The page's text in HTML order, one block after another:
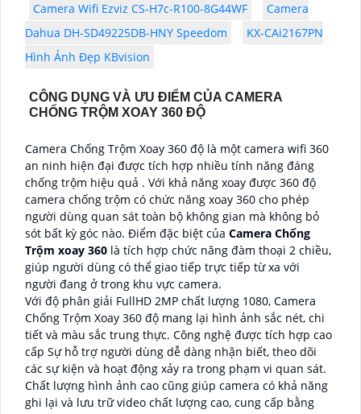
Camera Wifi Ezviz CS-H7c-R100-8G44WF
Camera
Dahua DH-SD49225DB-HNY Speedom
KX-CAi2167PN
Hình Ảnh Đẹp KBvision
CÔNG DỤNG VÀ ƯU ĐIỂM CỦA CAMERA
CHỐNG TRỘM XOAY 360 ĐỘ
Camera Chống Trộm Xoay 360 độ là một camera wifi 360
an ninh hiện đại được tích hợp nhiều tính năng đáng
chống trộm hiệu quả . Với khả năng xoay được 360 độ
camera chống trộm có chức năng xoay 360 cho phép
người dùng quan sát toàn bộ không gian mà không bỏ
sót bất kỳ góc nào. Điểm đặc biệt của Camera Chống
Trộm xoay 360 là tích hợp chức năng đàm thoại 2 chiều,
giúp người dùng có thể giao tiếp trực tiếp từ xa với
người đang ở trong khu vực camera.
Với độ phân giải FullHD 2MP chất lượng 1080, Camera
Chống Trộm Xoay 360 độ mang lại hình ảnh sắc nét, chi
tiết và màu sắc trung thực. Công nghệ được tích hợp cao
cấp Sự hỗ trợ người dùng dễ dàng nhận biết, theo dõi
các sự kiện và hoạt động xảy ra trong phạm vi quan sát.
Chất lượng hình ảnh cao cũng giúp camera có khả năng
ghi lại và lưu trữ video chất lượng cao, cung cấp bằng